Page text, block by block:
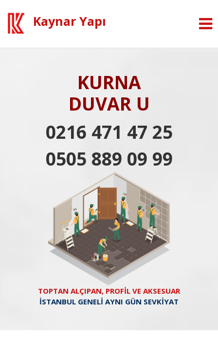
Kaynar Yapı
KURNA
DUVAR U
0216 471 47 25
0505 889 09 99
TOPTAN ALÇIPAN, PROFİL VE AKSESUAR
İSTANBUL GENELİ AYNI GÜN SEVKİYAT